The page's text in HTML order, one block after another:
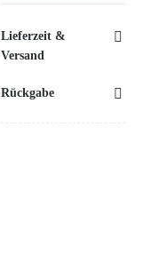
Lieferzeit &
Versand
Rückgabe